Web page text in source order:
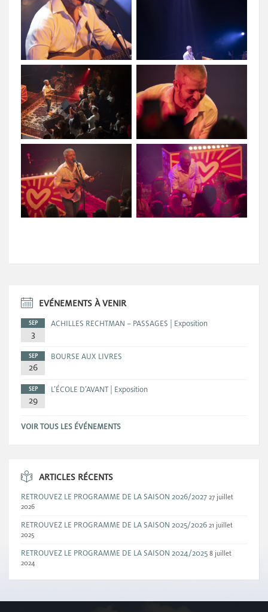
EVÉNEMENTS À VENIR
SEP
3
ACHILLES RECHTMAN – PASSAGES | Exposition
SEP
26
BOURSE AUX LIVRES
SEP
29
L’ÉCOLE D’AVANT | Exposition
VOIR TOUS LES ÉVÉNEMENTS
ARTICLES RÉCENTS
RETROUVEZ LE PROGRAMME DE LA SAISON 2026/2027 27 juillet
2026
RETROUVEZ LE PROGRAMME DE LA SAISON 2025/2026 21 juillet
2025
RETROUVEZ LE PROGRAMME DE LA SAISON 2024/2025 8 juillet
2024